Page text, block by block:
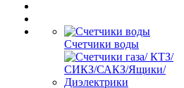
Счетчики воды